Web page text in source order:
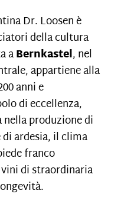
Dr. Loosen è
della cultura
aBernkastel, nel
appartiene alla
anni e
di eccellenza,
produzione di
ardesia, il clima
franco
di straordinaria